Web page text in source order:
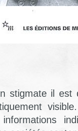
stigmate il est